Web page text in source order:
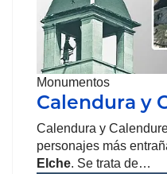
Monumentos
Calendura y
Calendura y
personajes más
Elche. Se trata de…